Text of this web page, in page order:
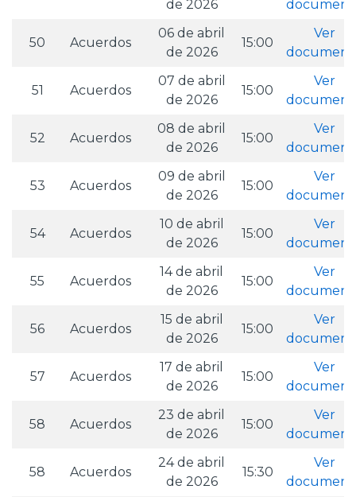
de 2026
50 Acuerdos
06 de abril
de 2026
15:00
Ver
51 Acuerdos
07 de abril
de 2026
15:00
Ver
52 Acuerdos
08 de abril
de 2026
15:00
Ver
53 Acuerdos
09 de abril
de 2026
15:00
Ver
54 Acuerdos
10 de abril
de 2026
15:00
Ver
55 Acuerdos
14 de abril
de 2026
15:00
Ver
56 Acuerdos
15 de abril
de 2026
15:00
Ver
57 Acuerdos
17 de abril
de 2026
15:00
Ver
58 Acuerdos
23 de abril
de 2026
15:00
Ver
58 Acuerdos
24 de abril
de 2026
15:30
Ver